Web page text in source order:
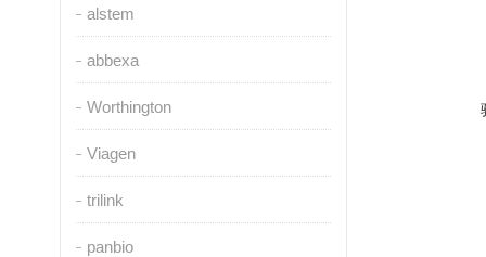
alstem
abbexa
Worthington
Viagen
trilink
panbio